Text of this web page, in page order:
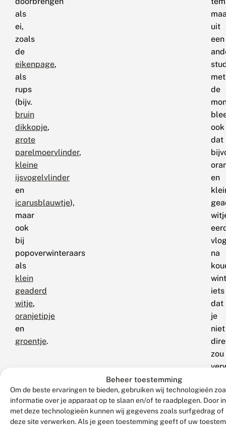
Beheer toestemming
Om de beste ervaringen te bieden, gebruiken wij technologieën
informatie over je apparaat op te slaan en/of te raadplegen. Door
met deze technologieën kunnen wij gegevens zoals surfgedrag of
deze site verwerken. Als je geen toestemming geeft of uw
als
ei,
zoals
de
eikenpage,
als
rups
(bijv.
bruin
dikkopje,
grote
parelmoervlinder,
kleine
ijsvogelvlinder
en
icarusblauwtje),
maar
ook
bij
popoverwinteraars
als
klein
geaderd
witje,
oranjetipje
en
groentje.
uit
een
met
de
ook
dat
en
na
iets
dat
je
niet
zou
Trends
Hoewel
het
natuurlijk